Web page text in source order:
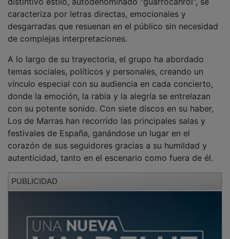
caracteriza por letras directas, emocionales y
desgarradas que resuenan en el público sin necesidad
de complejas interpretaciones.
temas sociales, políticos y personales, creando un
vínculo especial con su audiencia en cada concierto,
donde la emoción, la rabia y la alegría se entrelazan
con su potente sonido. Con siete discos en su haber,
Los de Marras han recorrido las principales salas y
festivales de España, ganándose un lugar en el
corazón de sus seguidores gracias a su humildad y
autenticidad, tanto en el escenario como fuera de él.